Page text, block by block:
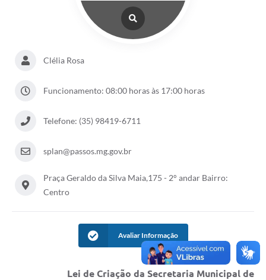
Clélia Rosa
Funcionamento: 08:00 horas às 17:00 horas
Telefone: (35) 98419-6711
splan@passos.mg.gov.br
Praça Geraldo da Silva Maia,175 - 2° andar Bairro:
Centro
Avaliar Informação
Lei de Criação da Secretaria Municipal de